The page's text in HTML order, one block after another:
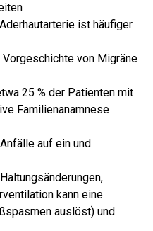
ist häufiger
von Migräne
25 % der Patienten mit
Familienanamnese
auf ein und
kann eine
auslöst) und